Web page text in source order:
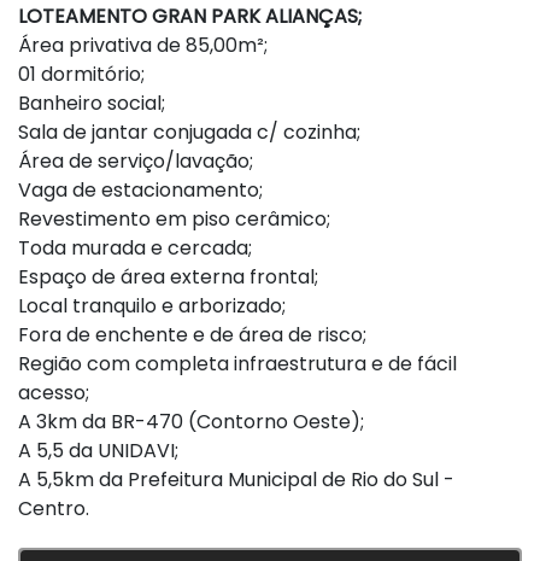
LOTEAMENTO GRAN PARK ALIANÇAS;
Área privativa de 85,00m²;
01 dormitório;
Banheiro social;
Sala de jantar conjugada c/ cozinha;
Área de serviço/lavação;
Vaga de estacionamento;
Revestimento em piso cerâmico;
Toda murada e cercada;
Espaço de área externa frontal;
Local tranquilo e arborizado;
Fora de enchente e de área de risco;
Região com completa infraestrutura e de fácil
acesso;
A 3km da BR-470 (Contorno Oeste);
A 5,5 da UNIDAVI;
A 5,5km da Prefeitura Municipal de Rio do Sul -
Centro.